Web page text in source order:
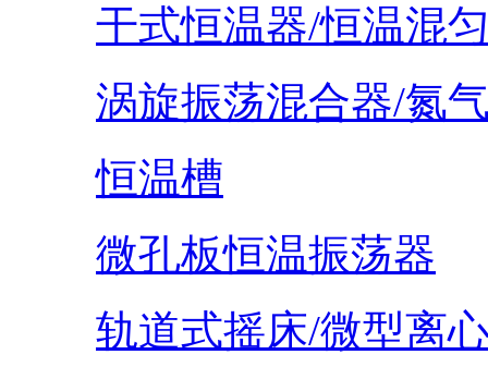
干式恒温器/恒温混
涡旋振荡混合器/氮
恒温槽
微孔板恒温振荡器
轨道式摇床/微型离